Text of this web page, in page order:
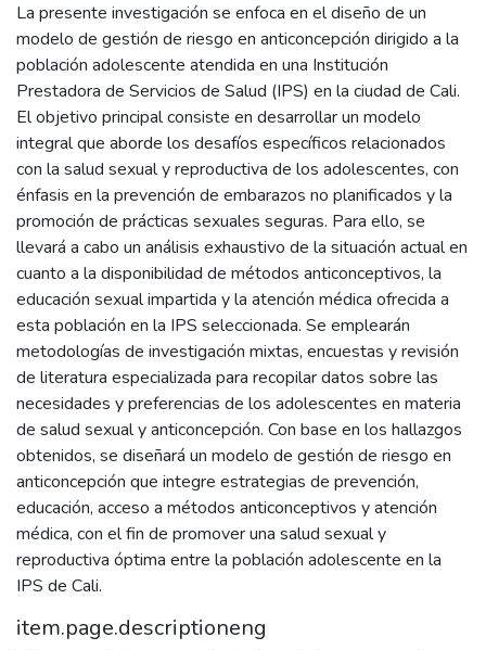
La presente investigación se enfoca en el diseño de un
modelo de gestión de riesgo en anticoncepción dirigido a la
población adolescente atendida en una Institución
Prestadora de Servicios de Salud (IPS) en la ciudad de Cali.
El objetivo principal consiste en desarrollar un modelo
integral que aborde los desafíos específicos relacionados
con la salud sexual y reproductiva de los adolescentes, con
énfasis en la prevención de embarazos no planificados y la
promoción de prácticas sexuales seguras. Para ello, se
llevará a cabo un análisis exhaustivo de la situación actual en
cuanto a la disponibilidad de métodos anticonceptivos, la
educación sexual impartida y la atención médica ofrecida a
esta población en la IPS seleccionada. Se emplearán
metodologías de investigación mixtas, encuestas y revisión
de literatura especializada para recopilar datos sobre las
necesidades y preferencias de los adolescentes en materia
de salud sexual y anticoncepción. Con base en los hallazgos
obtenidos, se diseñará un modelo de gestión de riesgo en
anticoncepción que integre estrategias de prevención,
educación, acceso a métodos anticonceptivos y atención
médica, con el fin de promover una salud sexual y
reproductiva óptima entre la población adolescente en la
IPS de Cali.
item.page.descriptioneng